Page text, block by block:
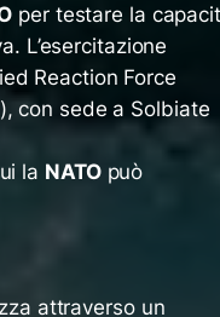
per testare la
L’esercitazione
Reaction Force
con sede a Solbiate
la NATOpuò
attraverso un